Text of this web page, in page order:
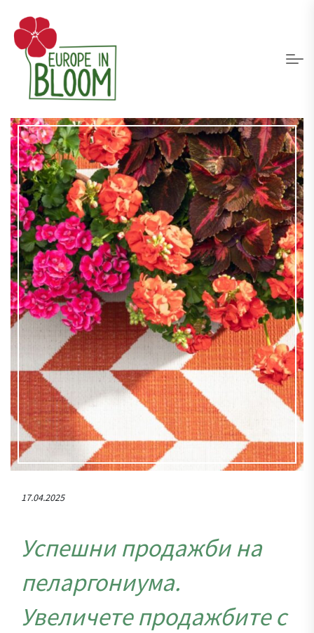
17.04.2025
Успешни продажби на
пеларгониума.
Увеличете продажбите с